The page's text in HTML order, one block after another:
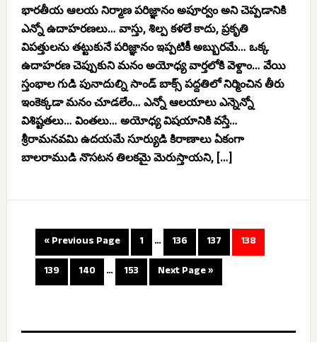
భారతీయ ఆలయ నిర్మాణ పరిజ్ఞానం అపూర్వం అని చెప్పడానికి
ఎన్నో ఉదాహరణలు… వాస్తు, శిల్ప కళలే కాదు, ప్రకృతి
విపత్తులను తట్టుకునే పరిజ్ఞానం ఇప్పటికీ అబ్బురమే… ఒక్క
ఉదాహరణ చెప్పుకుని మనం అయోధ్య వార్తలోకి వెళ్దాం… వేయి
స్తంభాల గుడి పునాదుల్ని సాండ్ బాక్స్ పద్దతిలో నిర్మించిన తీరు
ఇంకెక్కడా మనం చూడలేం… ఎన్నో ఆలయాలు ఎన్నెన్నో
విశిష్టతలు… వింతలు… అయోధ్య విషయానికి వస్తే…
శ్రీరామనవమి ఉదయమే సూర్యుడి కిరాణాలు ఏకంగా
బాలరాముడి నొసటన తిలకమై మెరుస్తాయని, […]
« Previous Page 1 … 136 137
138
139
140 … 153 Next Page »